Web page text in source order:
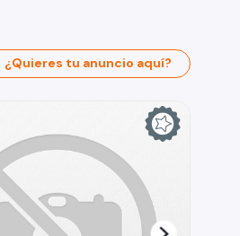
¿Quieres tu anuncio aquí?